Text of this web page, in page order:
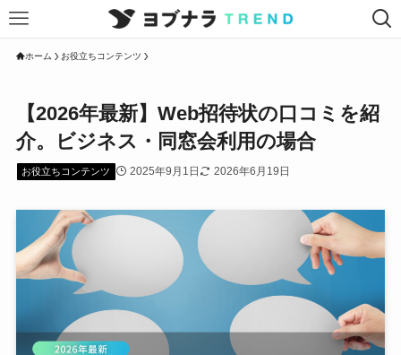
ホーム お役立ちコンテンツ
【2026年最新】Web招待状の口コミを紹
介。ビジネス・同窓会利用の場合
お役立ちコンテンツ 2025年9月1日 2026年6月19日